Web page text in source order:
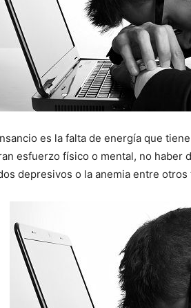
es la falta de energía que
esfuerzo físico o mental, no haber
depresivos o la anemia entre